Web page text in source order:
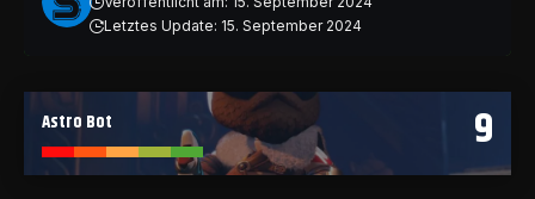
Letztes Update: 15. September 2024
9
Astro Bot